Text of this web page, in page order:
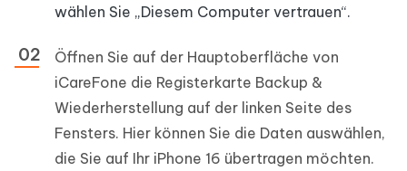
wählen Sie „Diesem Computer vertrauen“.
Öffnen Sie auf der Hauptoberfläche von
iCareFone die Registerkarte Backup &
Wiederherstellung auf der linken Seite des
Fensters. Hier können Sie die Daten auswählen,
die Sie auf Ihr iPhone 16 übertragen möchten.